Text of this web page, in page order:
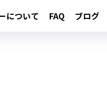
について FAQ ブログ